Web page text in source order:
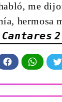
me
hermosa
Cantares